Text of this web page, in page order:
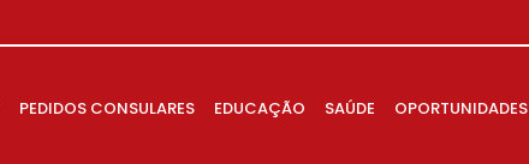
PEDIDOS CONSULARES EDUCAÇÃO SAÚDE OPORTUNIDADES